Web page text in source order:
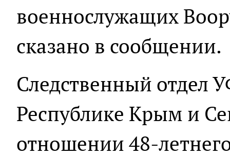
военнослужащих
сказано в сообщении.
Следственный отдел
Республике Крым и
отношении 48-